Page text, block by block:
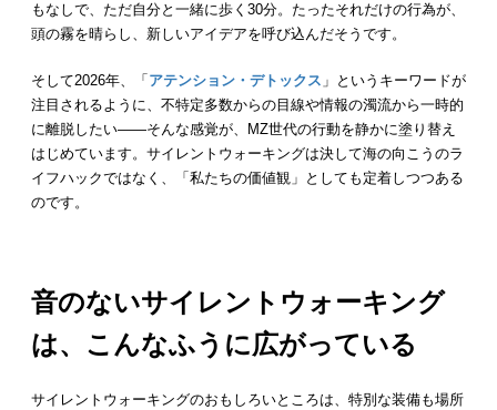
もなしで、ただ自分と一緒に歩く30分。たったそれだけの行為が、
頭の霧を晴らし、新しいアイデアを呼び込んだそうです。
そして2026年、「 アテンション・デトックス 」というキーワードが
注目されるように、不特定多数からの目線や情報の濁流から一時的
に離脱したい——そんな感覚が、MZ世代の行動を静かに塗り替え
はじめています。サイレントウォーキングは決して海の向こうのラ
イフハックではなく、「私たちの価値観」としても定着しつつある
のです。
音のないサイレントウォーキング
は、こんなふうに広がっている
サイレントウォーキングのおもしろいところは、特別な装備も場所